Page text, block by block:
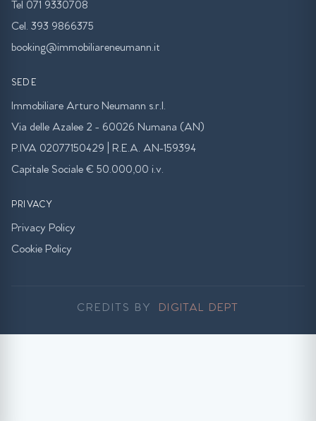
Tel 071 9330708
Cel. 393 9866375
booking@immobiliareneumann.it
SEDE
Immobiliare Arturo Neumann s.r.l.
Via delle Azalee 2 - 60026 Numana (AN)
P.IVA 02077150429 | R.E.A. AN-159394
Capitale Sociale € 50.000,00 i.v.
PRIVACY
Privacy Policy
Cookie Policy
CREDITS BY DIGITAL DEPT